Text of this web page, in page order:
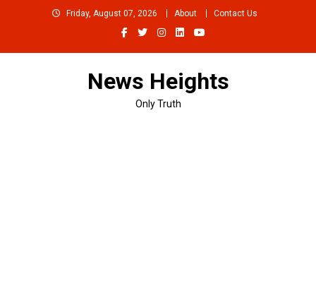
Friday, August 07, 2026 About Contact Us
News Heights
Only Truth